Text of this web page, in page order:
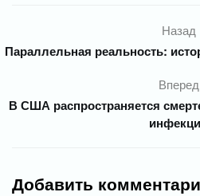
Назад
Параллельная реальность:
Вперед
В США распространяется
Добавить